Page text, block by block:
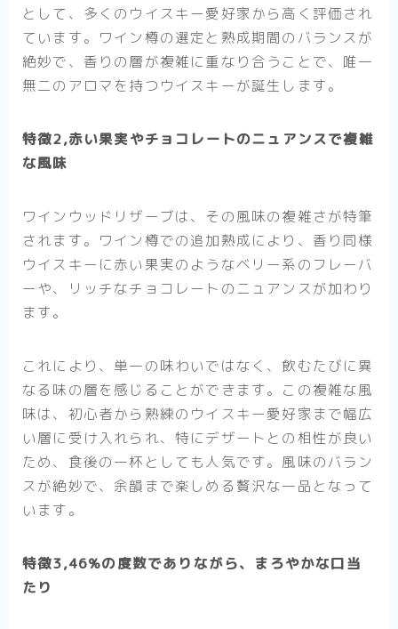
として、多くのウイスキー愛好家から高く評価され
ています。ワイン樽の選定と熟成期間のバランスが
絶妙で、香りの層が複雑に重なり合うことで、唯一
無二のアロマを持つウイスキーが誕生します。
特徴2,赤い果実やチョコレートのニュアンスで複雑
な風味
ワインウッドリザーブは、その風味の複雑さが特筆
されます。ワイン樽での追加熟成により、香り同様
ウイスキーに赤い果実のようなベリー系のフレーバ
ーや、リッチなチョコレートのニュアンスが加わり
ます。
これにより、単一の味わいではなく、飲むたびに異
なる味の層を感じることができます。この複雑な風
味は、初心者から熟練のウイスキー愛好家まで幅広
い層に受け入れられ、特にデザートとの相性が良い
ため、食後の一杯としても人気です。風味のバラン
スが絶妙で、余韻まで楽しめる贅沢な一品となって
います。
特徴3,46%の度数でありながら、まろやかな口当
たり